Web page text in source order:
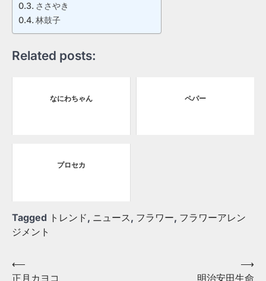
ささやき
林鼓子
Related posts:
なにわちゃん ペパー
プロセカ
Tagged トレンド, ニュース, フラワー, フラワーアレン
ジメント
Post
⟵
正月カヨコ
明治安田生命
⟶